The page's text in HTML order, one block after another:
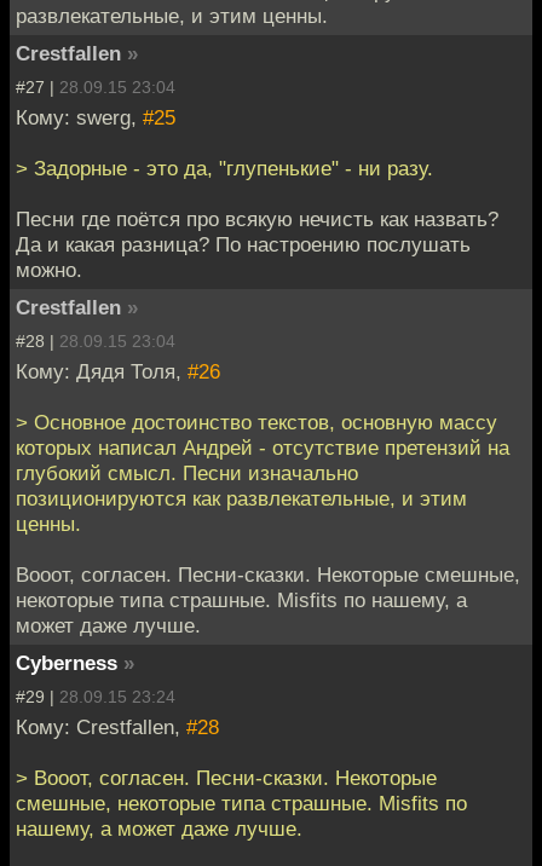
развлекательные, и этим ценны.
Crestfallen »
#27 | 28.09.15 23:04
Кому: swerg, #25
> Задорные - это да, "глупенькие" - ни разу.
Песни где поётся про всякую нечисть как назвать?
Да и какая разница? По настроению послушать
можно.
Crestfallen »
#28 | 28.09.15 23:04
Кому: Дядя Толя, #26
> Основное достоинство текстов, основную массу
которых написал Андрей - отсутствие претензий на
глубокий смысл. Песни изначально
позиционируются как развлекательные, и этим
ценны.
Вооот, согласен. Песни-сказки. Некоторые смешные,
некоторые типа страшные. Misfits по нашему, а
может даже лучше.
Cyberness »
#29 | 28.09.15 23:24
Кому: Crestfallen, #28
> Вооот, согласен. Песни-сказки. Некоторые
смешные, некоторые типа страшные. Misfits по
нашему, а может даже лучше.